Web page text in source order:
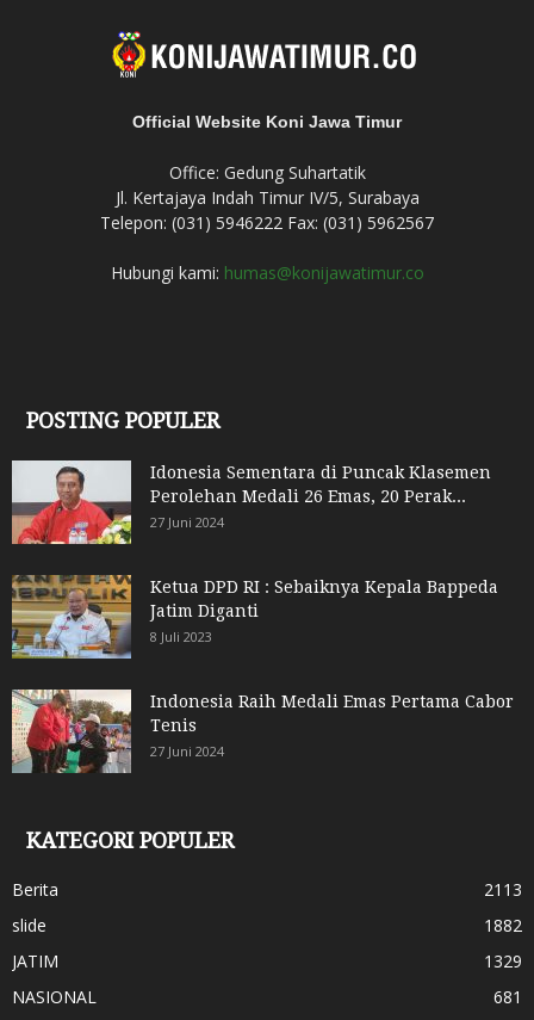
Official Website Koni Jawa Timur
Office: Gedung Suhartatik
Jl. Kertajaya Indah Timur IV/5, Surabaya
Telepon: (031) 5946222 Fax: (031) 5962567
Hubungi kami: humas@konijawatimur.co
POSTING POPULER
Idonesia Sementara di Puncak Klasemen
Perolehan Medali 26 Emas, 20 Perak...
27 Juni 2024
Ketua DPD RI : Sebaiknya Kepala Bappeda
Jatim Diganti
8 Juli 2023
Indonesia Raih Medali Emas Pertama Cabor
Tenis
27 Juni 2024
KATEGORI POPULER
Berita
2113
slide
1882
JATIM
1329
NASIONAL
681